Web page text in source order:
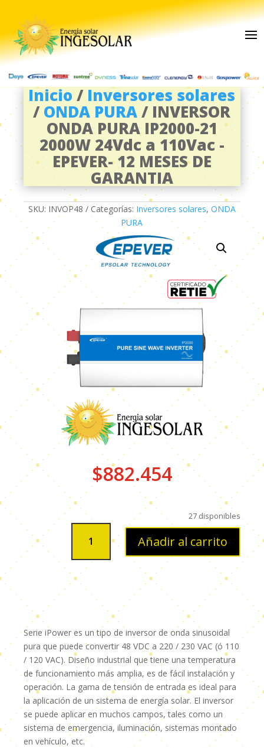
Inicio / Inversores solares
/ONDA PURA/ INVERSOR
ONDA PURA IP2000-21
2000W 24Vdc a 110Vac -
EPEVER- 12 MESES DE
GARANTIA
SKU: INVOP48 Categorías: Inversores solares, ONDA
PURA
$882.454
27 disponibles
ONDA
PURA
IP2000-
21
2000W
110Vac
-
EPEVER-
12
MESES
DE
GARANTIA
cantidad
Añadir al carrito
Serie iPower es un tipo de inversor de onda sinusoidal
pura que puede convertir 48 VDC a 220 / 230 VAC (ó 110
/ 120 VAC). Diseño industrial que tiene una temperatura
de funcionamiento más amplia, es de fácil instalación y
operación. La gama de tensión de entrada es ideal para
la aplicación de un sistema de energía solar. El inversor
se puede aplicar en muchos campos, tales como un
sistema de emergencia, iluminación, sistemas montado
en vehículo, etc.